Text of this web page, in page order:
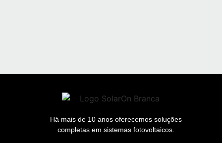
Há mais de 10 anos oferecemos soluções
completas em sistemas fotovoltaicos.